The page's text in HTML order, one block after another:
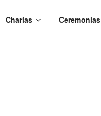
Charlas Ceremonias